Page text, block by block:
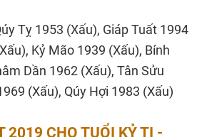
Tỵ 1953 (Xấu), Giáp Tuất 1994
Kỷ Mão 1939 (Xấu), Bính
Dần 1962 (Xấu), Tân Sửu
(Xấu), Qúy Hợi 1983 (Xấu)
2019 CHO TUỔI KỶ TỊ -